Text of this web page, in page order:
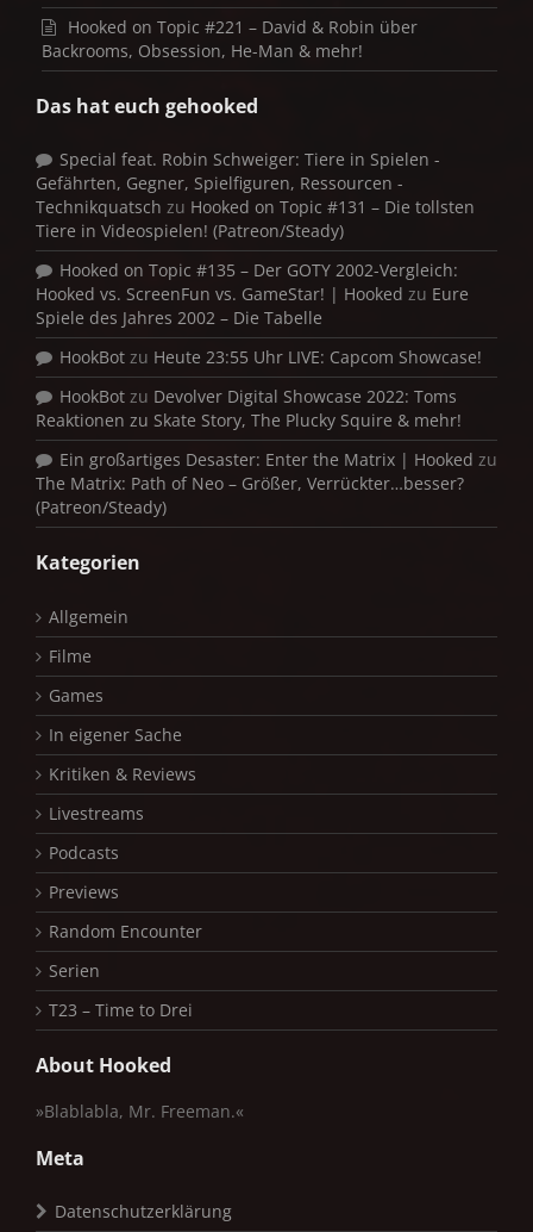
Hooked on Topic #221 – David & Robin über
Backrooms, Obsession, He-Man & mehr!
Das hat euch gehooked
Special feat. Robin Schweiger: Tiere in Spielen -
Gefährten, Gegner, Spielfiguren, Ressourcen -
Technikquatsch zu Hooked on Topic #131 – Die tollsten
Tiere in Videospielen! (Patreon/Steady)
Hooked on Topic #135 – Der GOTY 2002-Vergleich:
Hooked vs. ScreenFun vs. GameStar! | Hooked zu Eure
Spiele des Jahres 2002 – Die Tabelle
HookBot zu Heute 23:55 Uhr LIVE: Capcom Showcase!
HookBot zu Devolver Digital Showcase 2022: Toms
Reaktionen zu Skate Story, The Plucky Squire & mehr!
Ein großartiges Desaster: Enter the Matrix | Hooked zu
The Matrix: Path of Neo – Größer, Verrückter…besser?
(Patreon/Steady)
Kategorien
Allgemein
Filme
Games
In eigener Sache
Kritiken & Reviews
Livestreams
Podcasts
Previews
Random Encounter
Serien
T23 – Time to Drei
About Hooked
»Blablabla, Mr. Freeman.«
Meta
Datenschutzerklärung